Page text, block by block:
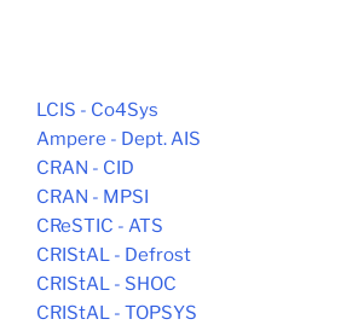
LCIS - Co4Sys
Ampere - Dept. AIS
CRAN - CID
CRAN - MPSI
CReSTIC - ATS
CRIStAL - Defrost
CRIStAL - SHOC
CRIStAL - TOPSYS